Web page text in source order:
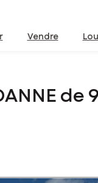
Vendre
de